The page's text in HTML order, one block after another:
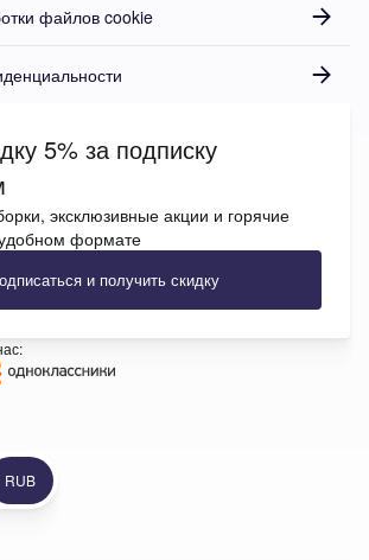
файлов cookie
5% за подписку
эксклюзивные акции и горячие
формате
и получить скидку
RUB